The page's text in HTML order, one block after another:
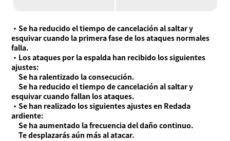
・Se ha reducido el tiempo de cancelación al saltar y
esquivar cuando la primera fase de los ataques normales
falla.
・Los ataques por la espalda han recibido los siguientes
ajustes:
Se ha ralentizado la consecución.
Se ha reducido el tiempo de cancelación al saltar y
esquivar cuando fallan los ataques.
・Se han realizado los siguientes ajustes en Redada
ardiente:
Se ha aumentado la frecuencia del daño continuo.
Te desplazarás aún más al atacar.